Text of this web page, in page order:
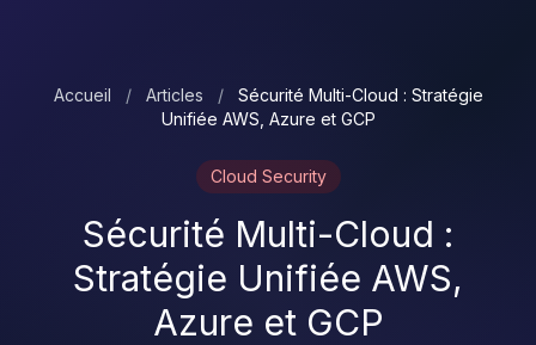
Accueil / Articles /
Sécurité Multi-Cloud : Stratégie
Unifiée AWS, Azure et GCP
Cloud Security
Sécurité Multi-Cloud :
Stratégie Unifiée AWS,
Azure et GCP